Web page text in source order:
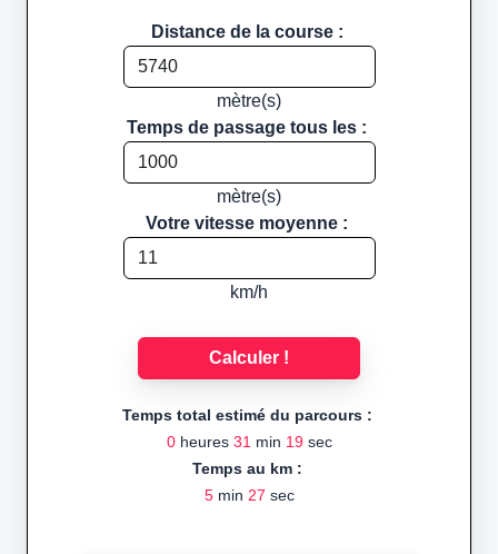
Distance de la course :
mètre(s)
Temps de passage tous les :
mètre(s)
Votre vitesse moyenne :
km/h
Calculer !
Temps total estimé du parcours :
0heures 31min 19sec
Temps au km :
5min 27 sec